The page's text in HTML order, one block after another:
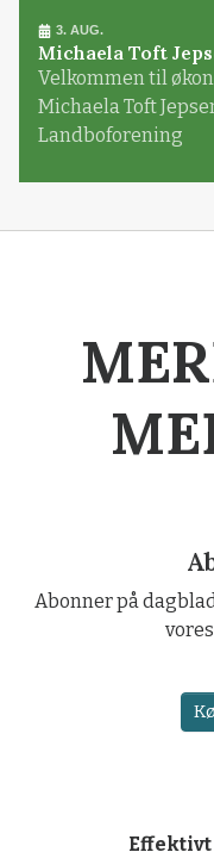
3. AUG.
Michaela Toft
Velkommen til
Michaela Toft
Landboforening
Abonner på